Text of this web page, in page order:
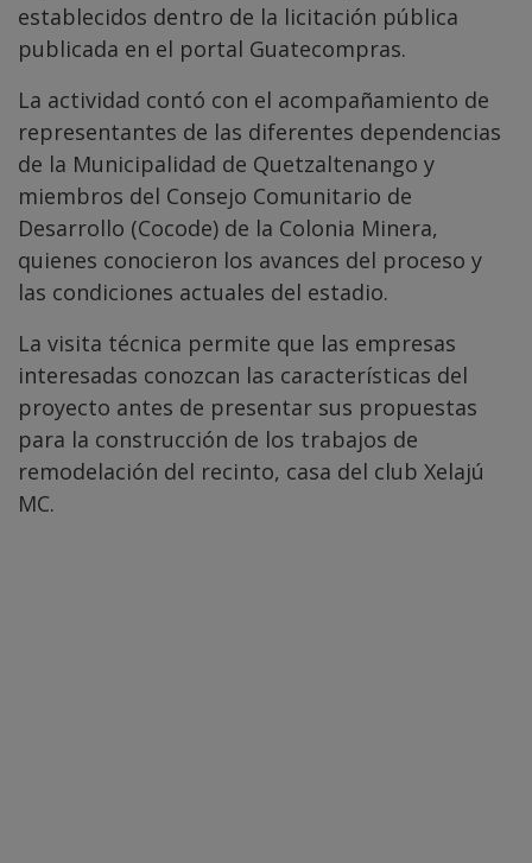
establecidos dentro de la licitación pública
publicada en el portal Guatecompras.
La actividad contó con el acompañamiento de
representantes de las diferentes dependencias
de la Municipalidad de Quetzaltenango y
miembros del Consejo Comunitario de
Desarrollo (Cocode) de la Colonia Minera,
quienes conocieron los avances del proceso y
las condiciones actuales del estadio.
La visita técnica permite que las empresas
interesadas conozcan las características del
proyecto antes de presentar sus propuestas
para la construcción de los trabajos de
remodelación del recinto, casa del club Xelajú
MC.